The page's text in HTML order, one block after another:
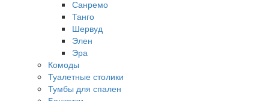
Санремо
Танго
Шервуд
Элен
Эра
Комоды
Туалетные столики
Тумбы для спален